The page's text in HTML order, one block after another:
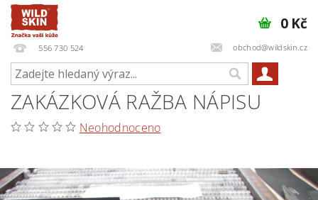
556 730 524 obchod@wildskin.cz
0 Kč
ZAKÁZKOVÁ RAŽBA NÁPISU
Neohodnoceno